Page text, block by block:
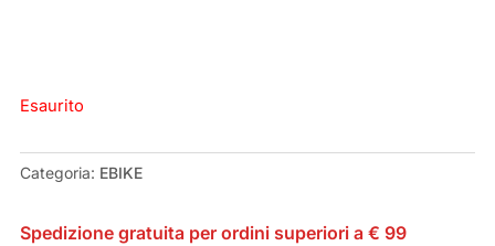
Esaurito
Categoria: EBIKE
Spedizione gratuita per ordini superiori a € 99